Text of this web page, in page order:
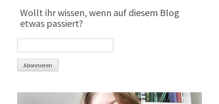
Wollt ihr wissen, wenn auf diesem Blog
etwas passiert?